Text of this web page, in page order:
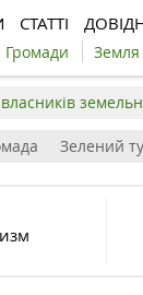
СТАТТІ
Громади Земля
Зелений